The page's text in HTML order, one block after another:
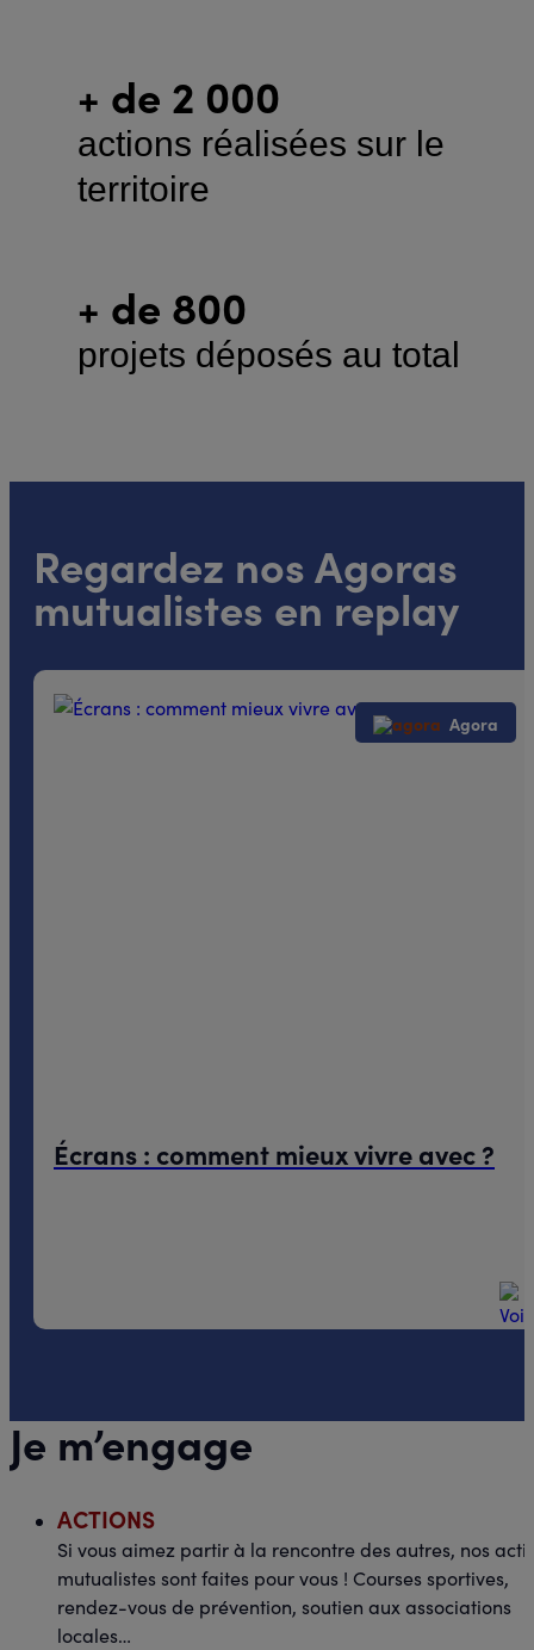
+ de 2 000
actions réalisées sur le
territoire
+ de 800
projets déposés au total
Regardez nos Agoras
mutualistes en replay
Agora
Écrans : comment mieux vivre avec ?
Je m’engage
ACTIONS
Si vous aimez partir à la rencontre des autres, nos
mutualistes sont faites pour vous ! Courses sportives,
rendez-vous de prévention, soutien aux associations
locales…